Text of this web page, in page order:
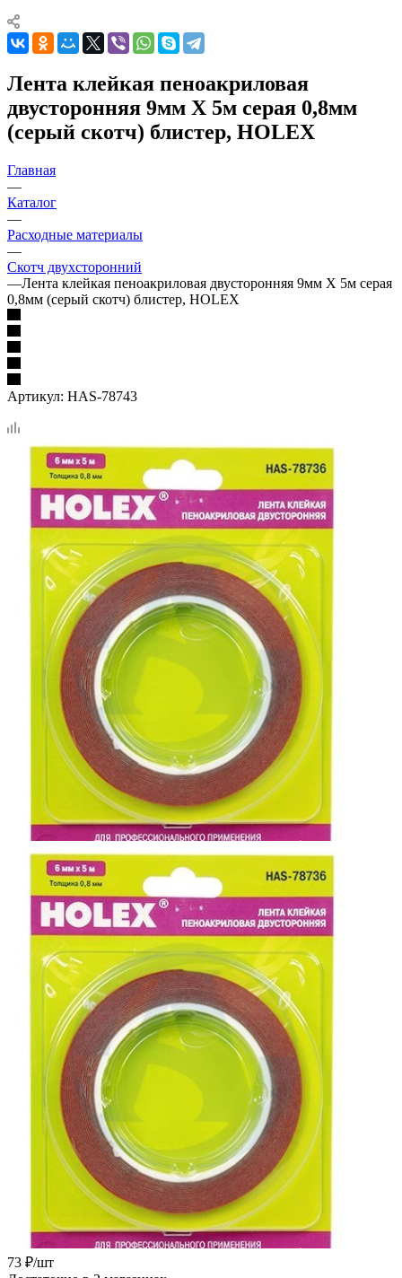
Лента клейкая пеноакриловая
двусторонняя 9мм Х 5м серая 0,8мм
(серый скотч) блистер, HOLEX
Главная
—
Каталог
—
Расходные материалы
—
Скотч двухсторонний
—Лента клейкая пеноакриловая двусторонняя 9мм Х 5м серая
0,8мм (серый скотч) блистер, HOLEX
Артикул: HAS-78743
73 ₽/шт